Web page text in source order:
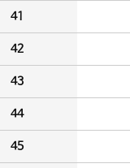
41
42
43
44
45